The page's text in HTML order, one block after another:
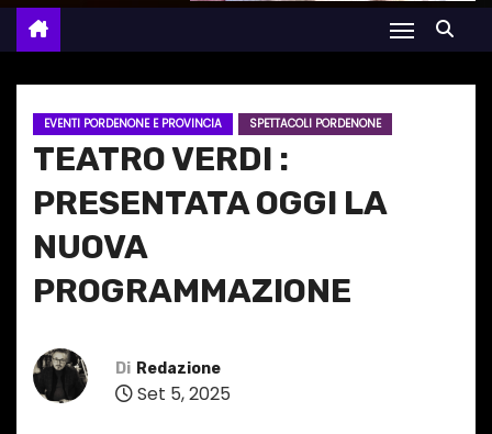
EVENTI PORDENONE E PROVINCIA SPETTACOLI PORDENONE
TEATRO VERDI :
PRESENTATA OGGI LA
NUOVA
PROGRAMMAZIONE
Di Redazione
Set 5, 2025